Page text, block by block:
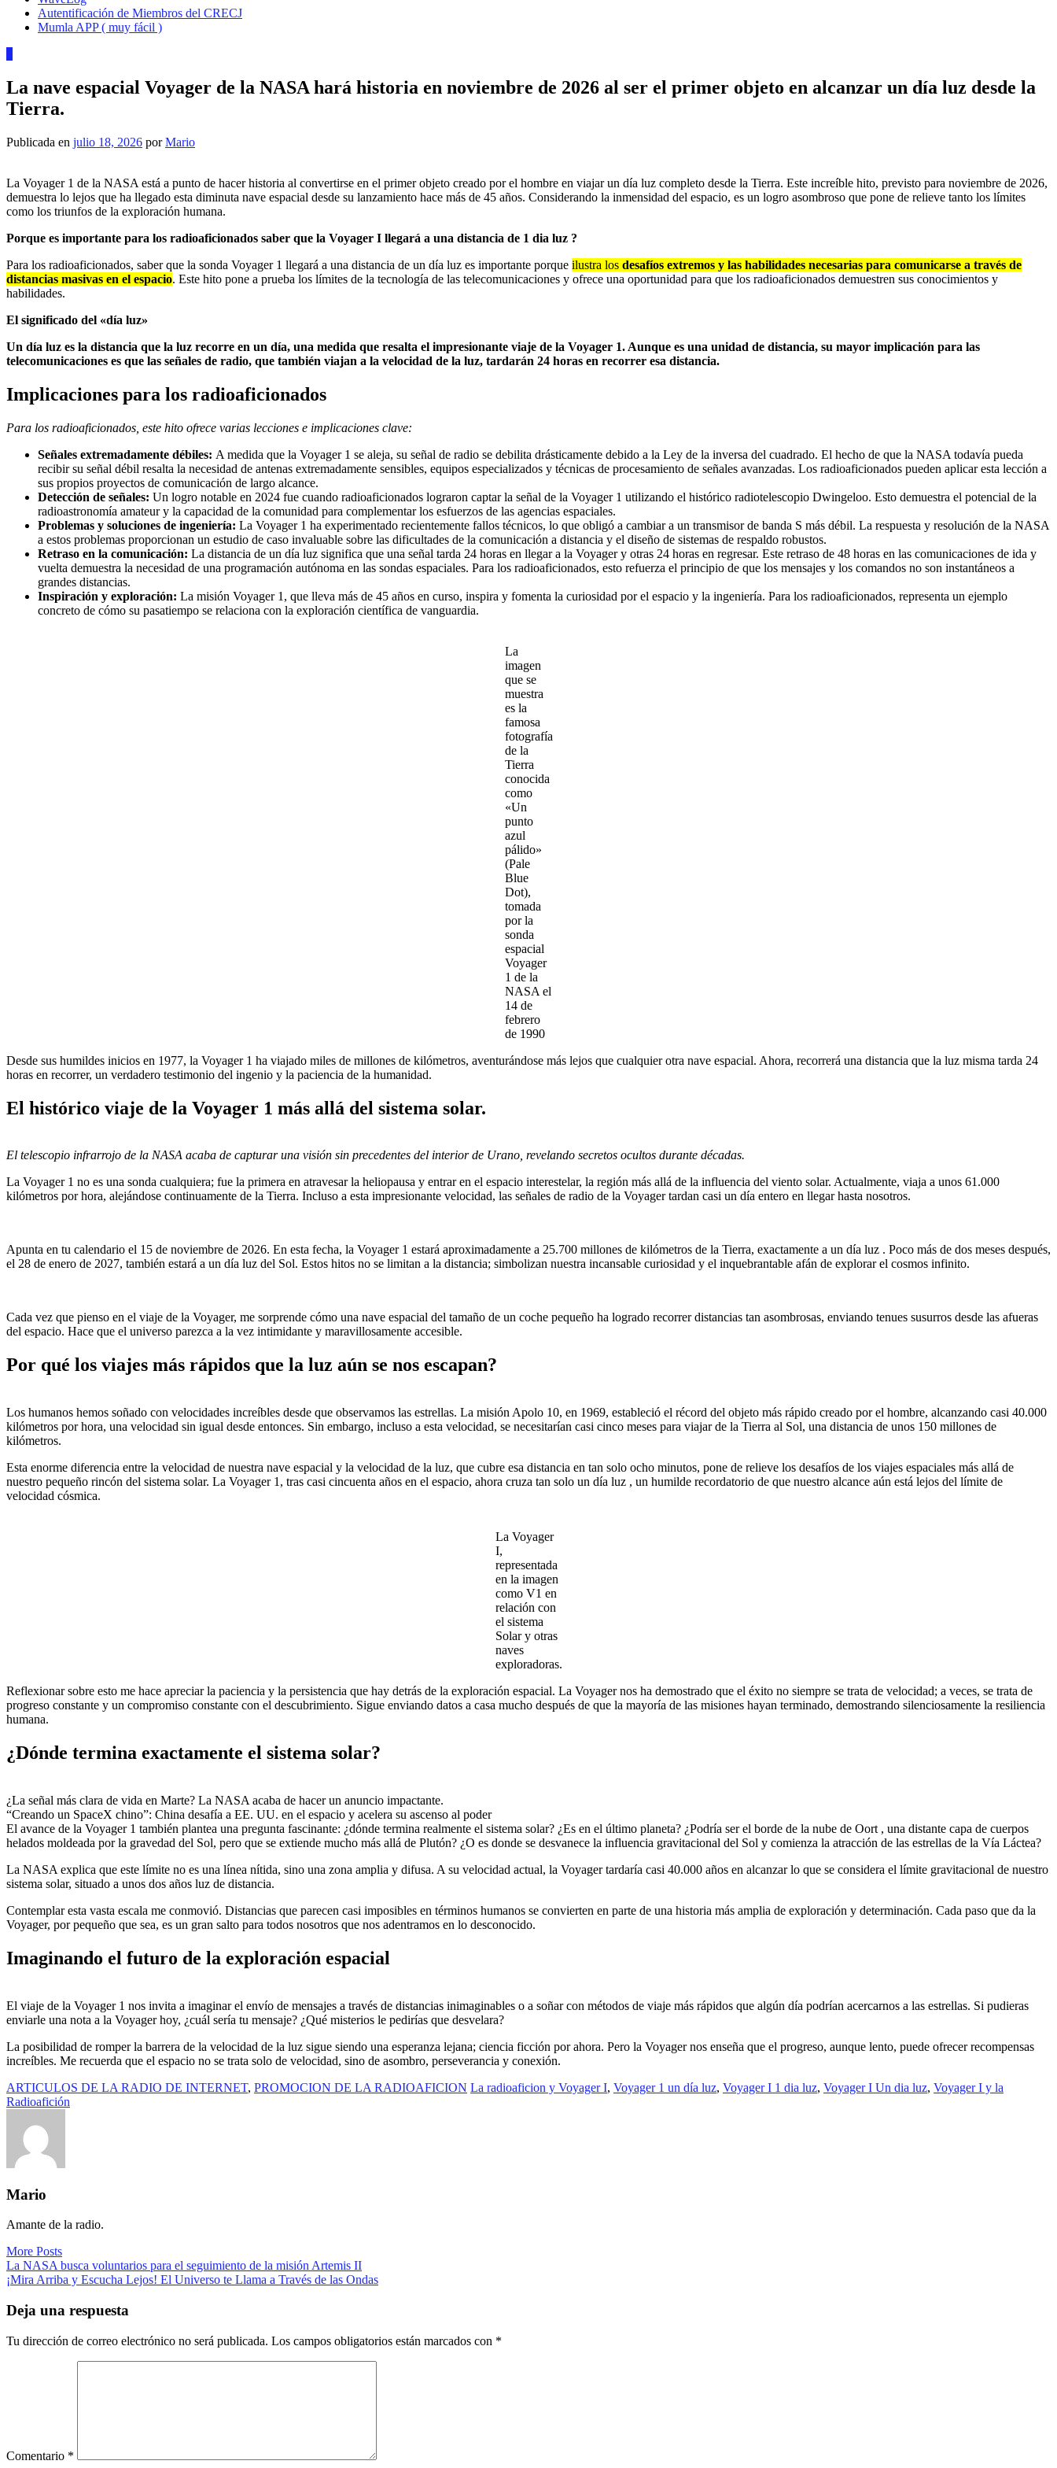
Autentificación de Miembros del CRECJ
Mumla APP ( muy fácil )
La nave espacial Voyager de la NASA hará historia en noviembre de 2026 al ser el primer objeto en alcanzar un día luz desde la
Tierra.
Publicada en julio 18, 2026 porMario
La Voyager 1 de la NASA está a punto de hacer historia al convertirse en el primer objeto creado por el hombre en viajar un día luz completo desde la Tierra. Este increíble hito, previsto para noviembre de 2026,
demuestra lo lejos que ha llegado esta diminuta nave espacial desde su lanzamiento hace más de 45 años. Considerando la inmensidad del espacio, es un logro asombroso que pone de relieve tanto los límites
como los triunfos de la exploración humana.
Porque es importante para los radioaficionados saber que la Voyager I llegará a una distancia de 1 dia luz ?
Para los radioaficionados, saber que la sonda Voyager 1 llegará a una distancia de un día luz es importante porque ilustra los desafíos extremos y las habilidades necesarias para comunicarse a través de
distancias masivas en el espacio. Este hito pone a prueba los límites de la tecnología de las telecomunicaciones y ofrece una oportunidad para que los radioaficionados demuestren sus conocimientos y
habilidades.
El significado del «día luz»
Un día luz es la distancia que la luz recorre en un día, una medida que resalta el impresionante viaje de la Voyager 1. Aunque es una unidad de distancia, su mayor implicación para las
telecomunicaciones es que las señales de radio, que también viajan a la velocidad de la luz, tardarán 24 horas en recorrer esa distancia.
Implicaciones para los radioaficionados
Para los radioaficionados, este hito ofrece varias lecciones e implicaciones clave:
Señales extremadamente débiles: A medida que la Voyager 1 se aleja, su señal de radio se debilita drásticamente debido a la Ley de la inversa del cuadrado. El hecho de que la NASA todavía pueda
recibir su señal débil resalta la necesidad de antenas extremadamente sensibles, equipos especializados y técnicas de procesamiento de señales avanzadas. Los radioaficionados pueden aplicar esta lección a
sus propios proyectos de comunicación de largo alcance.
Detección de señales: Un logro notable en 2024 fue cuando radioaficionados lograron captar la señal de la Voyager 1 utilizando el histórico radiotelescopio Dwingeloo. Esto demuestra el potencial de la
radioastronomía amateur y la capacidad de la comunidad para complementar los esfuerzos de las agencias espaciales.
Problemas y soluciones de ingeniería: La Voyager 1 ha experimentado recientemente fallos técnicos, lo que obligó a cambiar a un transmisor de banda S más débil. La respuesta y resolución de la NASA
a estos problemas proporcionan un estudio de caso invaluable sobre las dificultades de la comunicación a distancia y el diseño de sistemas de respaldo robustos.
Retraso en la comunicación: La distancia de un día luz significa que una señal tarda 24 horas en llegar a la Voyager y otras 24 horas en regresar. Este retraso de 48 horas en las comunicaciones de ida y
vuelta demuestra la necesidad de una programación autónoma en las sondas espaciales. Para los radioaficionados, esto refuerza el principio de que los mensajes y los comandos no son instantáneos a
grandes distancias.
Inspiración y exploración: La misión Voyager 1, que lleva más de 45 años en curso, inspira y fomenta la curiosidad por el espacio y la ingeniería. Para los radioaficionados, representa un ejemplo
concreto de cómo su pasatiempo se relaciona con la exploración científica de vanguardia.
La
imagen
que se
muestra
es la
famosa
fotografía
de la
Tierra
conocida
como
«Un
punto
azul
pálido»
(Pale
Blue
Dot),
tomada
por la
sonda
espacial
Voyager
1 de la
NASA el
14 de
febrero
de 1990
Desde sus humildes inicios en 1977, la Voyager 1 ha viajado miles de millones de kilómetros, aventurándose más lejos que cualquier otra nave espacial. Ahora, recorrerá una distancia que la luz misma tarda 24
horas en recorrer, un verdadero testimonio del ingenio y la paciencia de la humanidad.
El histórico viaje de la Voyager 1 más allá del sistema solar.
El telescopio infrarrojo de la NASA acaba de capturar una visión sin precedentes del interior de Urano, revelando secretos ocultos durante décadas.
La Voyager 1 no es una sonda cualquiera; fue la primera en atravesar la heliopausa y entrar en el espacio interestelar, la región más allá de la influencia del viento solar. Actualmente, viaja a unos 61.000
kilómetros por hora, alejándose continuamente de la Tierra. Incluso a esta impresionante velocidad, las señales de radio de la Voyager tardan casi un día entero en llegar hasta nosotros.
Apunta en tu calendario el 15 de noviembre de 2026. En esta fecha, la Voyager 1 estará aproximadamente a 25.700 millones de kilómetros de la Tierra, exactamente a un día luz . Poco más de dos meses después,
el 28 de enero de 2027, también estará a un día luz del Sol. Estos hitos no se limitan a la distancia; simbolizan nuestra incansable curiosidad y el inquebrantable afán de explorar el cosmos infinito.
Cada vez que pienso en el viaje de la Voyager, me sorprende cómo una nave espacial del tamaño de un coche pequeño ha logrado recorrer distancias tan asombrosas, enviando tenues susurros desde las afueras
del espacio. Hace que el universo parezca a la vez intimidante y maravillosamente accesible.
Por qué los viajes más rápidos que la luz aún se nos escapan?
Los humanos hemos soñado con velocidades increíbles desde que observamos las estrellas. La misión Apolo 10, en 1969, estableció el récord del objeto más rápido creado por el hombre, alcanzando casi 40.000
kilómetros por hora, una velocidad sin igual desde entonces. Sin embargo, incluso a esta velocidad, se necesitarían casi cinco meses para viajar de la Tierra al Sol, una distancia de unos 150 millones de
kilómetros.
Esta enorme diferencia entre la velocidad de nuestra nave espacial y la velocidad de la luz, que cubre esa distancia en tan solo ocho minutos, pone de relieve los desafíos de los viajes espaciales más allá de
nuestro pequeño rincón del sistema solar. La Voyager 1, tras casi cincuenta años en el espacio, ahora cruza tan solo un día luz , un humilde recordatorio de que nuestro alcance aún está lejos del límite de
velocidad cósmica.
La Voyager
I,
representada
en la imagen
como V1 en
relación con
el sistema
Solar y otras
naves
exploradoras.
Reflexionar sobre esto me hace apreciar la paciencia y la persistencia que hay detrás de la exploración espacial. La Voyager nos ha demostrado que el éxito no siempre se trata de velocidad; a veces, se trata de
progreso constante y un compromiso constante con el descubrimiento. Sigue enviando datos a casa mucho después de que la mayoría de las misiones hayan terminado, demostrando silenciosamente la resiliencia
humana.
¿Dónde termina exactamente el sistema solar?
¿La señal más clara de vida en Marte? La NASA acaba de hacer un anuncio impactante.
“Creando un SpaceX chino”: China desafía a EE. UU. en el espacio y acelera su ascenso al poder
El avance de la Voyager 1 también plantea una pregunta fascinante: ¿dónde termina realmente el sistema solar? ¿Es en el último planeta? ¿Podría ser el borde de la nube de Oort , una distante capa de cuerpos
helados moldeada por la gravedad del Sol, pero que se extiende mucho más allá de Plutón? ¿O es donde se desvanece la influencia gravitacional del Sol y comienza la atracción de las estrellas de la Vía Láctea?
La NASA explica que este límite no es una línea nítida, sino una zona amplia y difusa. A su velocidad actual, la Voyager tardaría casi 40.000 años en alcanzar lo que se considera el límite gravitacional de nuestro
sistema solar, situado a unos dos años luz de distancia.
Contemplar esta vasta escala me conmovió. Distancias que parecen casi imposibles en términos humanos se convierten en parte de una historia más amplia de exploración y determinación. Cada paso que da la
Voyager, por pequeño que sea, es un gran salto para todos nosotros que nos adentramos en lo desconocido.
Imaginando el futuro de la exploración espacial
El viaje de la Voyager 1 nos invita a imaginar el envío de mensajes a través de distancias inimaginables o a soñar con métodos de viaje más rápidos que algún día podrían acercarnos a las estrellas. Si pudieras
enviarle una nota a la Voyager hoy, ¿cuál sería tu mensaje? ¿Qué misterios le pedirías que desvelara?
La posibilidad de romper la barrera de la velocidad de la luz sigue siendo una esperanza lejana; ciencia ficción por ahora. Pero la Voyager nos enseña que el progreso, aunque lento, puede ofrecer recompensas
increíbles. Me recuerda que el espacio no se trata solo de velocidad, sino de asombro, perseverancia y conexión.
ARTICULOS DE LA RADIO DE INTERNET, PROMOCION DE LA RADIOAFICION La radioaficion y Voyager I, Voyager 1 un día luz, Voyager I 1 dia luz, Voyager I Un dia luz, Voyager I y la
Radioafición
Mario
Amante de la radio.
More Posts
Navegación
de
entradas
La NASA busca voluntarios para el seguimiento de la misión Artemis II
¡Mira Arriba y Escucha Lejos! El Universo te Llama a Través de las Ondas
Deja una respuesta
Tu dirección de correo electrónico no será publicada. Los campos obligatorios están marcados con *
Comentario *